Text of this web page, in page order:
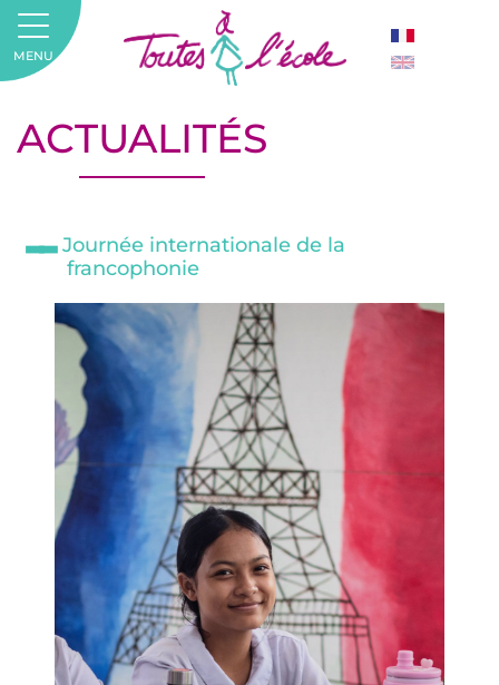
ACTUALITÉS
Journée internationale de la
francophonie
MENU